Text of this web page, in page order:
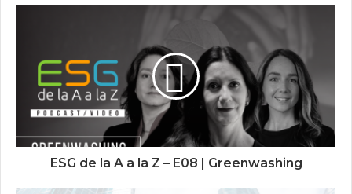
ESG de la A a la Z – E08 | Greenwashing